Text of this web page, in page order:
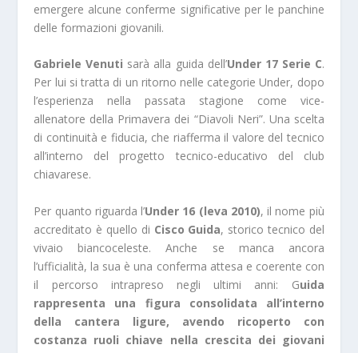
emergere alcune conferme significative per le panchine
delle formazioni giovanili.
Gabriele Venuti sarà alla guida dell’Under 17 Serie C.
Per lui si tratta di un ritorno nelle categorie Under, dopo
l’esperienza nella passata stagione come vice-
allenatore della Primavera dei “Diavoli Neri”. Una scelta
di continuità e fiducia, che riafferma il valore del tecnico
all’interno del progetto tecnico-educativo del club
chiavarese.
Per quanto riguarda l’Under 16 (leva 2010), il nome più
accreditato è quello di Cisco Guida, storico tecnico del
vivaio biancoceleste. Anche se manca ancora
l’ufficialità, la sua è una conferma attesa e coerente con
il percorso intrapreso negli ultimi anni: Guida
rappresenta una figura consolidata all’interno
della cantera ligure, avendo ricoperto con
costanza ruoli chiave nella crescita dei giovani